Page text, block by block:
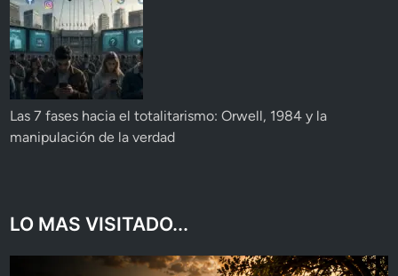
Las 7 fases hacia el totalitarismo: Orwell, 1984 y la
manipulación de la verdad
LO MAS VISITADO...